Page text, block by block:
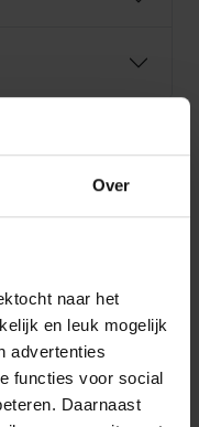
Over
naar het
en leuk mogelijk
advertenties
functies voor social
Daarnaast
HAIE